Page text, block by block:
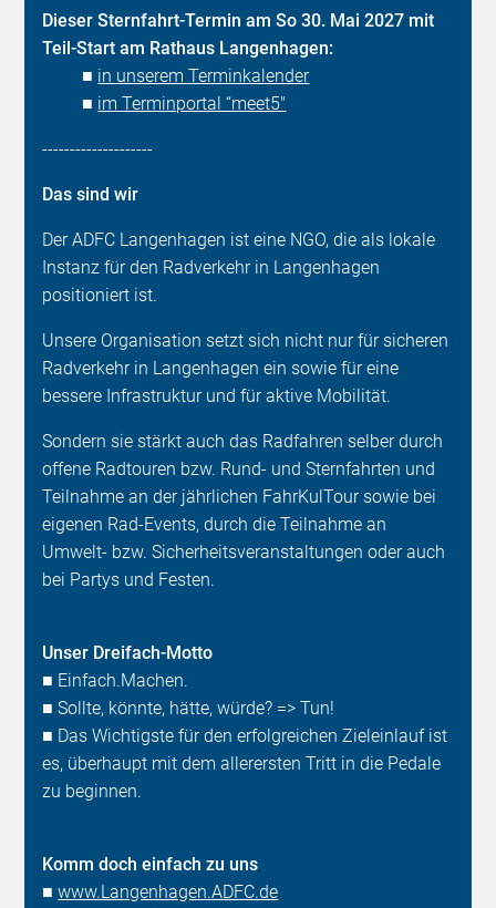
Dieser Sternfahrt-Termin am So 30. Mai 2027 mit
Teil-Start am Rathaus Langenhagen:
■ in unserem Terminkalender
■ im Terminportal “meet5"
--------------------
Das sind wir
Der ADFC Langenhagen ist eine NGO, die als lokale
Instanz für den Radverkehr in Langenhagen
positioniert ist.
Unsere Organisation setzt sich nicht nur für sicheren
Radverkehr in Langenhagen ein sowie für eine
bessere Infrastruktur und für aktive Mobilität.
Sondern sie stärkt auch das Radfahren selber durch
offene Radtouren bzw. Rund- und Sternfahrten und
Teilnahme an der jährlichen FahrKulTour sowie bei
eigenen Rad-Events, durch die Teilnahme an
Umwelt- bzw. Sicherheitsveranstaltungen oder auch
bei Partys und Festen.
Unser Dreifach-Motto
■ Einfach.Machen.
■ Sollte, könnte, hätte, würde? => Tun!
■ Das Wichtigste für den erfolgreichen Zieleinlauf ist
es, überhaupt mit dem allerersten Tritt in die Pedale
zu beginnen.
Komm doch einfach zu uns
■www.Langenhagen.ADFC.de